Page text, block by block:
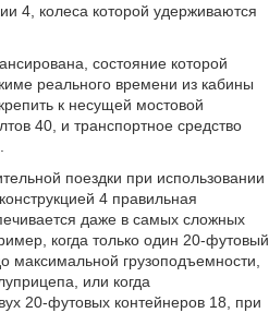
4, колеса которой удерживаются
состояние которой
реального времени из кабины
к несущей мостовой
40, и транспортное средство
поездки при использовании
4 правильная
даже в самых сложных
когда только один 20-футовый
максимальной грузоподъемности,
или когда
20-футовых контейнеров 18, при